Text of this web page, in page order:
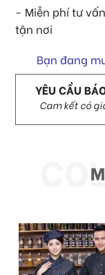
- Miễn phí tư
tận nơi
Bạn đang
YÊU CẦU
Cam kết có